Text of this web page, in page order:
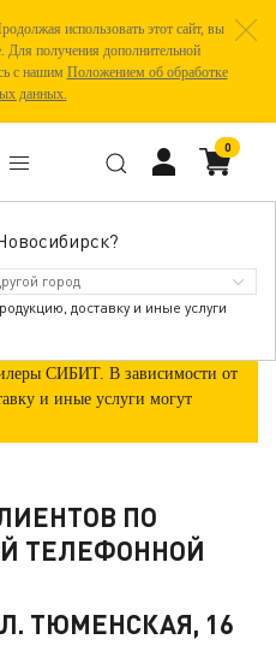
использовать этот сайт, вы
Для получения дополнительной
с нашим Положением об обработке
данных.
доставку и иные услуги
0
СИБИТ. В зависимости от
и иные услуги могут
ПО
ТЕЛЕФОННОЙ
ТЮМЕНСКАЯ, 16